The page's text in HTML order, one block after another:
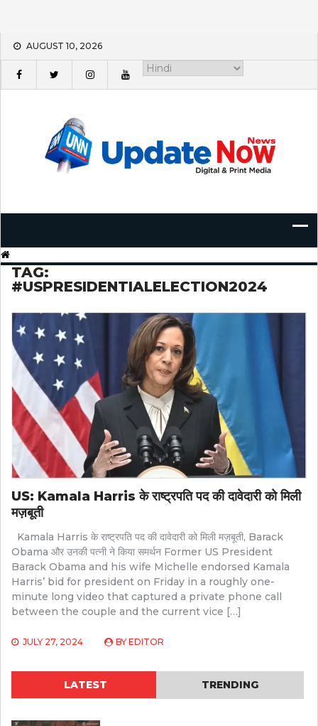
Skip
content
AUGUST 10, 2026
TAG:
#USPRESIDENTIALELECTION2024
US: Kamala Harris के राष्ट्रपति पद की दावेदारी को मिली
मज़बूती
Kamala Harris के राष्ट्रपति पद की दावेदारी को मिली मज़बूती, Barack
Obama और उनकी पत्नी ने किया समर्थन Former US President
Barack Obama and his wife Michelle endorsed Kamala
Harris’ bid for president on Friday in a roughly one-
minute long video that captured a private phone call
between the couple and the current vice […]
JULY 27, 2024 BY EDITOR
LATEST TRENDING